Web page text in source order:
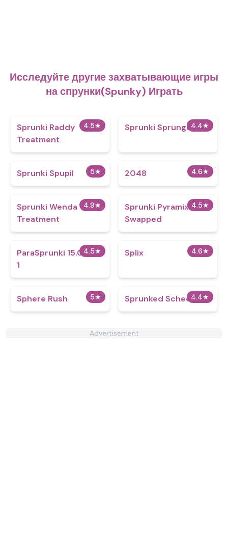
Исследуйте другие захватывающие игры
на спрунки(Spunky) Играть
4.5★
Sprunki Raddy
Treatment
4.4★
Sprunki Sprunged
5★
Sprunki Spupil 4.6★
2048
4.9★
Sprunki Wenda
Treatment
4.5★
Sprunki Pyramixed
Swapped
4.5★
ParaSprunki 15.0 Part
1
4.6★
Splix
5★
Sphere Rush 4.4★
Sprunked Schec
Advertisement